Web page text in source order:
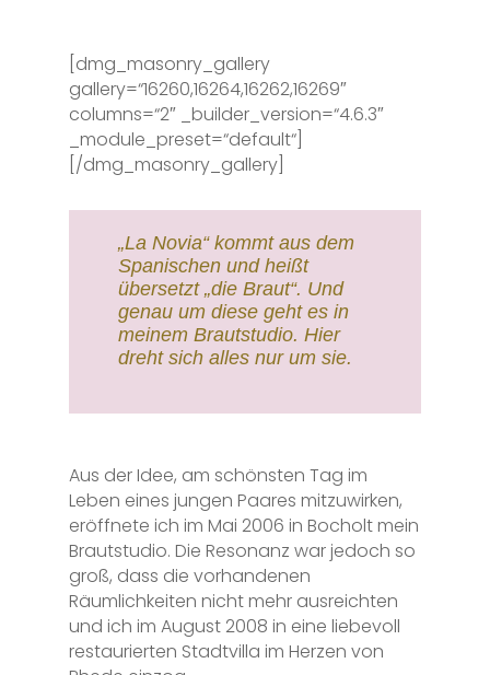
[dmg_masonry_gallery
gallery=“16260,16264,16262,16269″
columns=“2″ _builder_version=“4.6.3″
_module_preset=“default“]
[/dmg_masonry_gallery]
„La Novia“ kommt aus dem
Spanischen und heißt
übersetzt „die Braut“. Und
genau um diese geht es in
meinem Brautstudio. Hier
dreht sich alles nur um sie.
Aus der Idee, am schönsten Tag im
Leben eines jungen Paares mitzuwirken,
eröffnete ich im Mai 2006 in Bocholt mein
Brautstudio. Die Resonanz war jedoch so
groß, dass die vorhandenen
Räumlichkeiten nicht mehr ausreichten
und ich im August 2008 in eine liebevoll
restaurierten Stadtvilla im Herzen von